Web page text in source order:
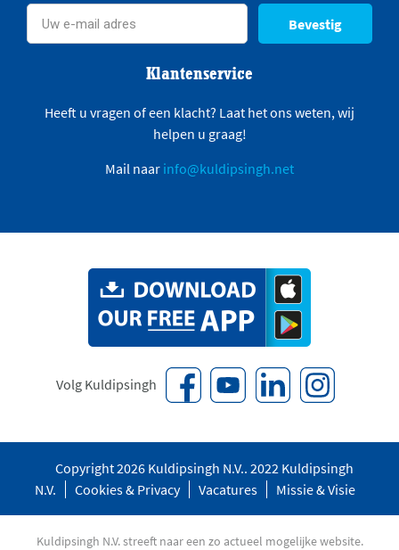
Bevestig
Klantenservice
Heeft u vragen of een klacht? Laat het ons weten, wij
helpen u graag!
Mail naar info@kuldipsingh.net
Volg Kuldipsingh
Copyright 2026 Kuldipsingh N.V.. 2022 Kuldipsingh
N.V.
Cookies & Privacy Vacatures Missie & Visie
Kuldipsingh N.V. streeft naar een zo actueel mogelijke website.